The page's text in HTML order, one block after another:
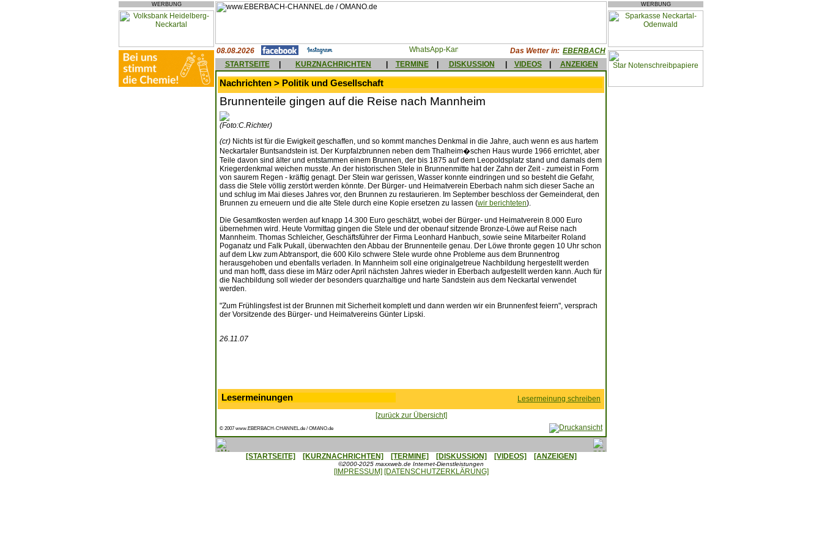
WERBUNG
08.08.2026 Das Wetter in: EBERBACH
STARTSEITE
KURZNACHRICHTEN TERMINE DISKUSSION VIDEOS ANZEIGEN
Nachrichten > Politik und Gesellschaft
Brunnenteile gingen auf die Reise nach Mannheim
(Foto:C.Richter)
(cr) Nichts ist für die Ewigkeit geschaffen, und so kommt manches Denkmal in die Jahre, auch wenn es aus hartem
Neckartaler Buntsandstein ist. Der Kurpfalzbrunnen neben dem Thalheim�schen Haus wurde 1966 errichtet, aber
Teile davon sind älter und entstammen einem Brunnen, der bis 1875 auf dem Leopoldsplatz stand und damals dem
Kriegerdenkmal weichen musste. An der historischen Stele in Brunnenmitte hat der Zahn der Zeit - zumeist in Form
von saurem Regen - kräftig genagt. Der Stein war gerissen, Wasser konnte eindringen und so besteht die Gefahr,
dass die Stele völlig zerstört werden könnte. Der Bürger- und Heimatverein Eberbach nahm sich dieser Sache an
und schlug im Mai dieses Jahres vor, den Brunnen zu restaurieren. Im September beschloss der Gemeinderat, den
Brunnen zu erneuern und die alte Stele durch eine Kopie ersetzen zu lassen (wir berichteten).
Die Gesamtkosten werden auf knapp 14.300 Euro geschätzt, wobei der Bürger- und Heimatverein 8.000 Euro
übernehmen wird. Heute Vormittag gingen die Stele und der obenauf sitzende Bronze-Löwe auf Reise nach
Mannheim. Thomas Schleicher, Geschäftsführer der Firma Leonhard Hanbuch, sowie seine Mitarbeiter Roland
Poganatz und Falk Pukall, überwachten den Abbau der Brunnenteile genau. Der Löwe thronte gegen 10 Uhr schon
auf dem Lkw zum Abtransport, die 600 Kilo schwere Stele wurde ohne Probleme aus dem Brunnentrog
herausgehoben und ebenfalls verladen. In Mannheim soll eine originalgetreue Nachbildung hergestellt werden
und man hofft, dass diese im März oder April nächsten Jahres wieder in Eberbach aufgestellt werden kann. Auch für
die Nachbildung soll wieder der besonders quarzhaltige und harte Sandstein aus dem Neckartal verwendet
werden.
"Zum Frühlingsfest ist der Brunnen mit Sicherheit komplett und dann werden wir ein Brunnenfest feiern", versprach
der Vorsitzende des Bürger- und Heimatvereins Günter Lipski.
26.11.07
Lesermeinungen
Lesermeinung schreiben
[zurück zur Übersicht]
© 2007 www.EBERBACH-CHANNEL.de / OMANO.de
[STARTSEITE] [KURZNACHRICHTEN] [TERMINE] [DISKUSSION] [VIDEOS] [ANZEIGEN]
©2000-2025 maxxweb.de Internet-Dienstleistungen
[IMPRESSUM] [DATENSCHUTZERKLÄRUNG]
WERBUNG